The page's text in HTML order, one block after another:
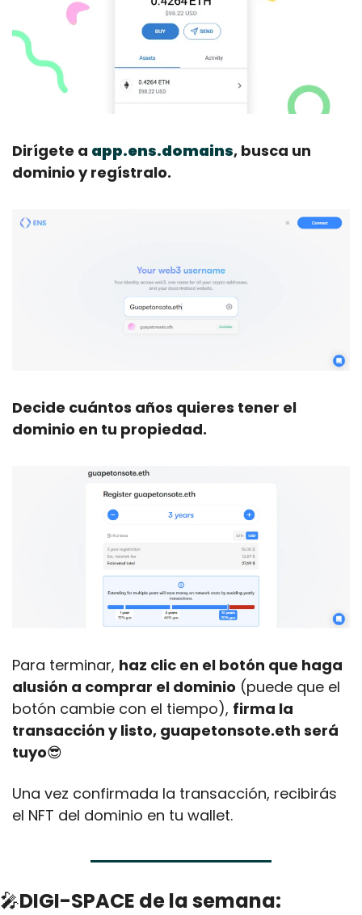
Dirígete a app.ens.domains, busca un
dominio y regístralo.
Decide cuántos años quieres tener el
dominio en tu propiedad.
Para terminar, haz clic en el botón que haga
alusión a comprar el dominio (puede que el
botón cambie con el tiempo), firma la
transacción y listo, guapetonsote.eth será
tuyo😎
Una vez confirmada la transacción, recibirás
el NFT del dominio en tu wallet.
🎤DIGI-SPACE de la semana: